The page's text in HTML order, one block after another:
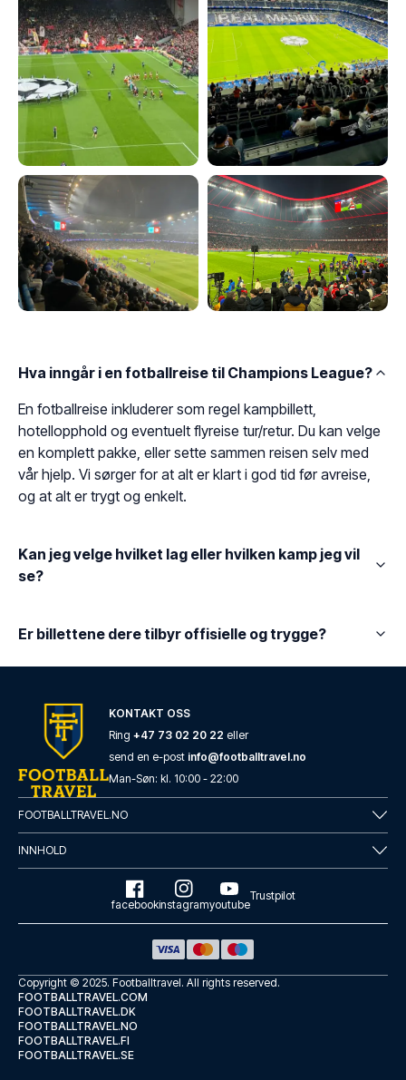
Hva inngår i en fotballreise til Champions League?
En fotballreise inkluderer som regel kampbillett,
hotellopphold og eventuelt flyreise tur/retur. Du kan velge
en komplett pakke, eller sette sammen reisen selv med
vår hjelp. Vi sørger for at alt er klart i god tid før avreise,
og at alt er trygt og enkelt.
Kan jeg velge hvilket lag eller hvilken kamp jeg vil
se?
Er billettene dere tilbyr offisielle og trygge?
KONTAKT OSS
Ring +47 73 02 20 22 eller
send en e-post info@footballtravel.no
Man-Søn: kl. 10:00 - 22:00
FOOTBALLTRAVEL.NO
INNHOLD
facebookinstagramyoutube
Trustpilot
Copyright © 2025. Footballtravel. All rights reserved.
FOOTBALLTRAVEL.COM
FOOTBALLTRAVEL.DK
FOOTBALLTRAVEL.NO
FOOTBALLTRAVEL.FI
FOOTBALLTRAVEL.SE